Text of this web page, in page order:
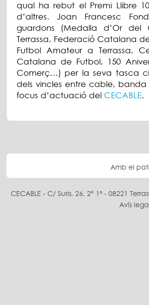
qual ha rebut el Premi Llibre
d’altres. Joan Francesc
guardons (Medalla d’Or del
Terrassa, Federació Catalana
Futbol Amateur a Terrassa,
Catalana de Futbol, 150
Comerç…) per la seva tasca
dels vincles entre cable,
focus d’actuació del CECABLE.
Amb el
CECABLE - C/ Suris, 26, 2° 1ª - 08221
Avís